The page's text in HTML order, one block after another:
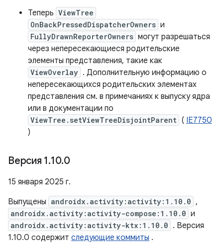
Теперь ViewTree
OnBackPressedDispatcherOwners и
FullyDrawnReporterOwners могут разрешаться
через непересекающиеся родительские
элементы представления, такие как
ViewOverlay . Дополнительную информацию о
непересекающихся родительских элементах
представления см. в примечаниях к выпуску ядра
или в документации по
ViewTree.setViewTreeDisjointParent ( IE7750
)
Версия 1.10.0
15 января 2025 г.
Выпущены androidx.activity:activity:1.10.0 ,
androidx.activity:activity-compose:1.10.0 и
androidx.activity:activity-ktx:1.10.0 . Версия
1.10.0 содержит следующие коммиты .